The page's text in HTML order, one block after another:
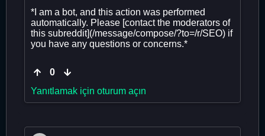
*I am a bot, and this action was performed
automatically. Please [contact the moderators of
this subreddit](/message/compose/?to=/r/SEO) if
you have any questions or concerns.*
0
Yanıtlamak için oturum açın